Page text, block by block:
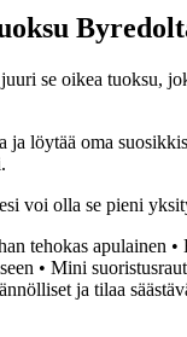
se oikea tuoksu,
löytää oma
voi olla se pieni
tehokas apulainen •
• Mini
ja tilaa